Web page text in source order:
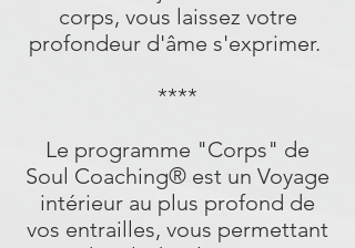
corps, vous laissez votre
profondeur d'âme s'exprimer.
****
Le programme "Corps" de
Soul Coaching® est un Voyage
intérieur au plus profond de
vos entrailles, vous permettant